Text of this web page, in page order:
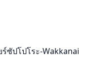
ซัปโปโระ-Wakkanai